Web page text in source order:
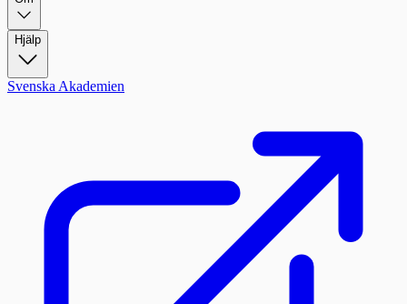
Hjälp
Svenska Akademien